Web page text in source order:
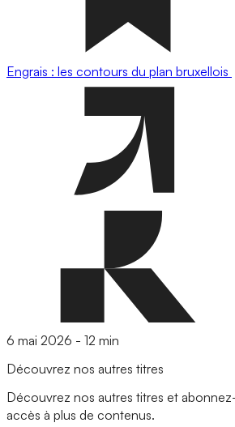
Engrais : les contours du plan bruxellois
6 mai 2026 - 12 min
Découvrez nos autres titres
Découvrez nos autres titres et
accès à plus de contenus.